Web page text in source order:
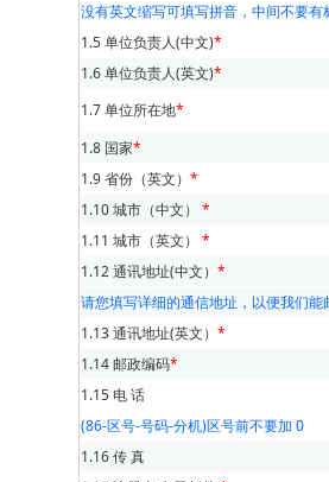
没有英文缩写可填写拼音，中间不要
1.5 单位负责人(中文)*
1.6 单位负责人(英文)*
1.7 单位所在地*
1.8 国家*
1.9 省份（英文） *
1.10 城市（中文） *
1.11 城市（英文） *
1.12 通讯地址(中文） *
请您填写详细的通信地址，以便我们
1.13 通讯地址(英文） *
1.14 邮政编码*
1.15 电 话
(86-区号-号码-分机)区号前不要加 0
1.16 传 真